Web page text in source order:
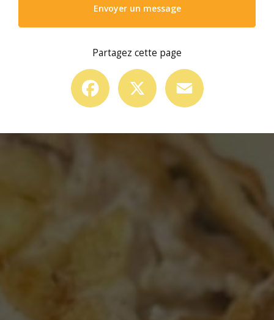
Envoyer un message
Partagez cette page
Facebook